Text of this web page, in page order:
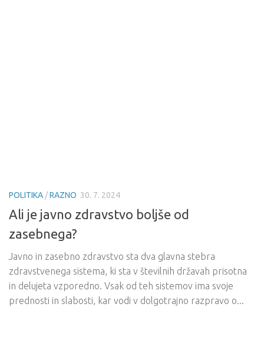
POLITIKA /RAZNO 30. 7. 2024
Ali je javno zdravstvo boljše od
zasebnega?
Javno in zasebno zdravstvo sta dva glavna stebra
zdravstvenega sistema, ki sta v številnih državah prisotna
in delujeta vzporedno. Vsak od teh sistemov ima svoje
prednosti in slabosti, kar vodi v dolgotrajno razpravo o...